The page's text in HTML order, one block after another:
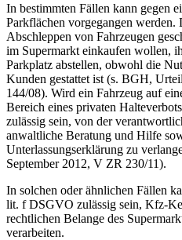
In bestimmten Fällen kann gegen
Parkflächen vorgegangen werden.
Abschleppen von Fahrzeugen
im Supermarkt einkaufen wollen,
Parkplatz abstellen, obwohl die
Kunden gestattet ist (s. BGH,
144/08). Wird ein Fahrzeug auf
Bereich eines privaten
zulässig sein, von der
anwaltliche Beratung und Hilfe
Unterlassungserklärung zu
September 2012, V ZR 230/11).
In solchen oder ähnlichen Fällen
lit. f DSGVO zulässig sein, Kfz-
rechtlichen Belange des
verarbeiten.